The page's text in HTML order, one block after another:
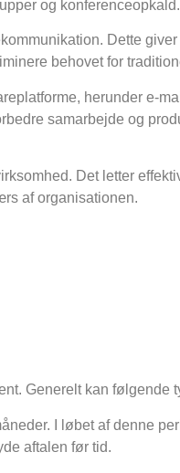
og konferenceopkald.
Dette
behovet for
herunder e-
samarbejde og
Det letter
af organisationen.
Generelt kan følgende
I løbet af denne
aftalen før tid.